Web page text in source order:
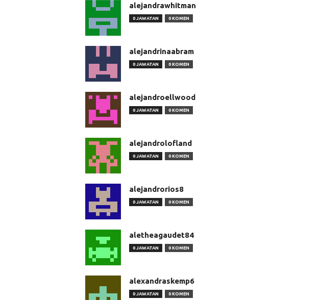
alejandrawhitman
0 JAWATAN 0 KOMEN
alejandrinaabram
0 JAWATAN 0 KOMEN
alejandroellwood
0 JAWATAN 0 KOMEN
alejandrolofland
0 JAWATAN 0 KOMEN
alejandrorios8
0 JAWATAN 0 KOMEN
aletheagaudet84
0 JAWATAN 0 KOMEN
alexandraskemp6
0 JAWATAN 0 KOMEN